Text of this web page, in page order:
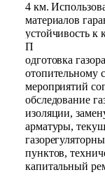
4 км.
материалов
устойчивость к
П
одготовка
отопительному
мероприятий
обследование
изоляции,
арматуры,
пунктов,
капитальный